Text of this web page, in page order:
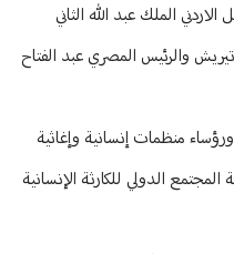
الملك عبد الله الثاني
والرئيس المصري عبد الفتاح
منظمات إنسانية وإغاثية
الدولي للكارثة الإنسانية